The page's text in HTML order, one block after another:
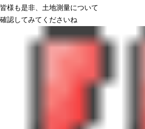
皆様も是非、土地測量について
確認してみてくださいね